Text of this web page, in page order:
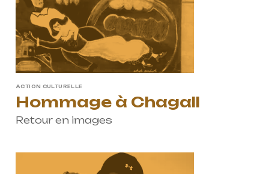
ACTION CULTURELLE
Hommage à Chagall
Retour en images